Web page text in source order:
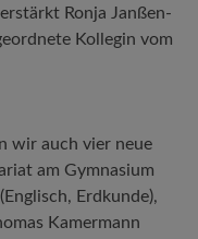
Ronja Janßen-
Kollegin vom
wir auch vier neue
am Gymnasium
Erdkunde),
Kamermann